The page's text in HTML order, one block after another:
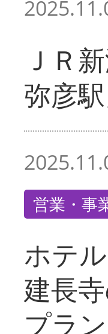
ＪＲ
弥彦駅
営業・事
ホテ
建長
プラン